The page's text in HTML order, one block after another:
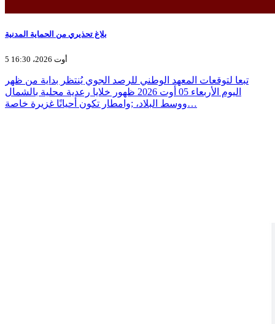
بلاغ تحذيري من الحماية المدنية
5 أوت 2026، 16:30
تبعا لتوقعات المعهد الوطني للرصد الجوي يُنتظر بداية من ظهر
اليوم الأربعاء 05 أوت 2026 ظهور خلايا رعدية محلية بالشمال
ووسط البلاد، ;وامطار تكون أحيانًا غزيرة خاصة…